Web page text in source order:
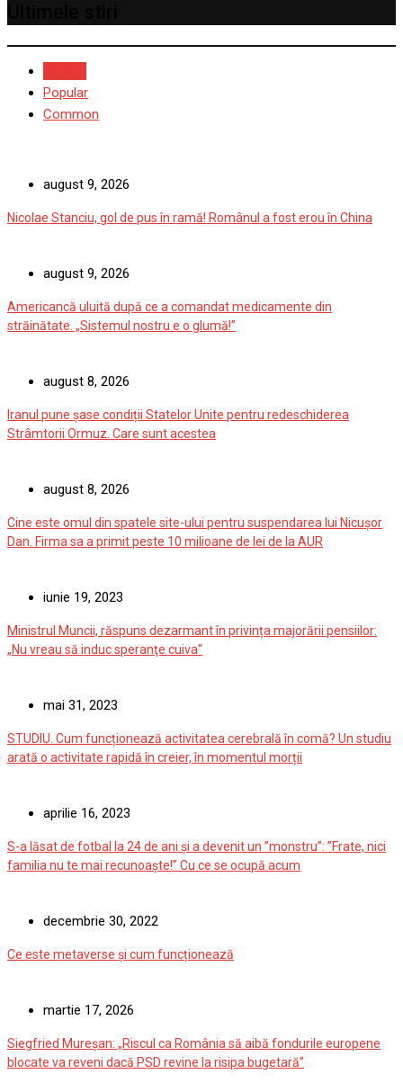
Popular
Common
august 9, 2026
Nicolae Stanciu, gol de pus în ramă! Românul a fost erou în China
august 9, 2026
Americancă uluită după ce a comandat medicamente din
străinătate. „Sistemul nostru e o glumă!”
august 8, 2026
Iranul pune șase condiții Statelor Unite pentru redeschiderea
Strâmtorii Ormuz. Care sunt acestea
august 8, 2026
Cine este omul din spatele site-ului pentru suspendarea lui Nicuşor
Dan. Firma sa a primit peste 10 milioane de lei de la AUR
iunie 19, 2023
Ministrul Muncii, răspuns dezarmant în privința majorării pensiilor:
„Nu vreau să induc speranţe cuiva“
mai 31, 2023
STUDIU. Cum funcționează activitatea cerebrală în comă? Un studiu
arată o activitate rapidă în creier, în momentul morții
aprilie 16, 2023
S-a lăsat de fotbal la 24 de ani și a devenit un ”monstru”: ”Frate, nici
familia nu te mai recunoaște!” Cu ce se ocupă acum
decembrie 30, 2022
Ce este metaverse și cum funcționează
martie 17, 2026
Siegfried Mureșan: „Riscul ca România să aibă fondurile europene
blocate va reveni dacă PSD revine la risipa bugetară”